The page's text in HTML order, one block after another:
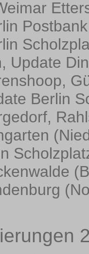
Postbank
Update
Berlin